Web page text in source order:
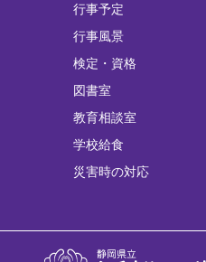
行事予定
行事風景
検定・資格
図書室
教育相談室
学校給食
災害時の対応